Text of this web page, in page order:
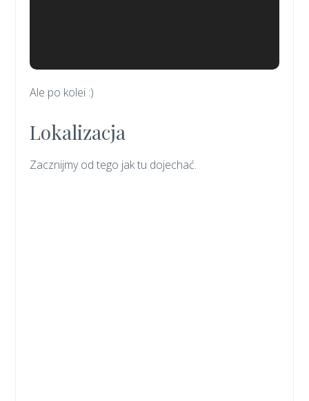
Ale po kolei :)
Lokalizacja
Zacznijmy od tego jak tu dojechać.